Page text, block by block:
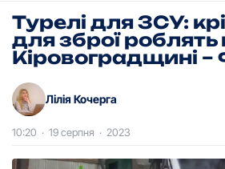
Турелі для ЗСУ:
для зброї роблять
Кіровоградщині
Лілія Кочерга
10:20 · 19 серпня · 2023